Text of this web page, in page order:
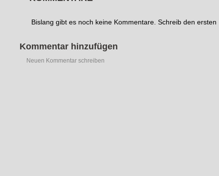
Bislang gibt es noch keine Kommentare. Schreib den ersten
Kommentar hinzufügen
Neuen Kommentar schreiben